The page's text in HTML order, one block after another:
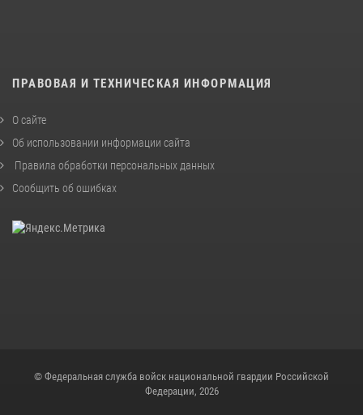
ПРАВОВАЯ И ТЕХНИЧЕСКАЯ ИНФОРМАЦИЯ
О сайте
Об использовании информации сайта
Правила обработки персональных данных
Сообщить об ошибках
© Федеральная служба войск национальной гвардии Российской
Федерации, 2026